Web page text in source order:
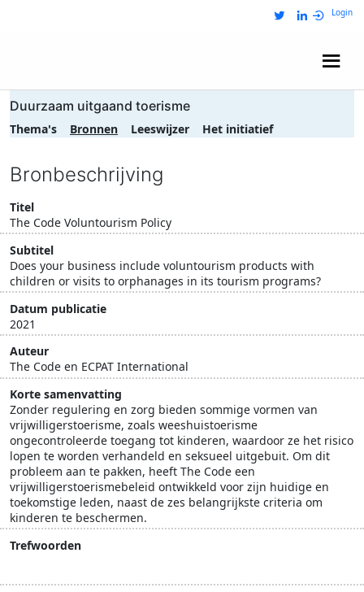
Login
Duurzaam uitgaand toerisme
Thema's Bronnen Leeswijzer Het initiatief
Bronbeschrijving
Titel
The Code Voluntourism Policy
Subtitel
Does your business include voluntourism products with
children or visits to orphanages in its tourism programs?
Datum publicatie
2021
Auteur
The Code en ECPAT International
Korte samenvatting
Zonder regulering en zorg bieden sommige vormen van
vrijwilligerstoerisme, zoals weeshuistoerisme
ongecontroleerde toegang tot kinderen, waardoor ze het risico
lopen te worden verhandeld en seksueel uitgebuit. Om dit
probleem aan te pakken, heeft The Code een
vrijwilligerstoerismebeleid ontwikkeld voor zijn huidige en
toekomstige leden, naast de zes belangrijkste criteria om
kinderen te beschermen.
Trefwoorden